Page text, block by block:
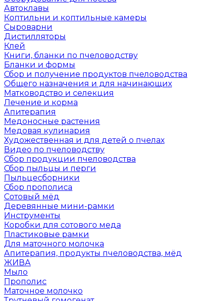
Автоклавы
Коптильни и коптильные камеры
Сыроварни
Дистилляторы
Клей
Книги, бланки по пчеловодству
Бланки и формы
Сбор и получение продуктов пчеловодства
Общего назначения и для начинающих
Матководство и селекция
Лечение и корма
Апитерапия
Медоносные растения
Медовая кулинария
Художественная и для детей о пчелах
Видео по пчеловодству
Сбор продукции пчеловодства
Сбор пыльцы и перги
Пыльцесборники
Сбор прополиса
Сотовый мёд
Деревянные мини-рамки
Инструменты
Коробки для сотового меда
Пластиковые рамки
Для маточного молочка
Апитерапия, продукты пчеловодства, мёд
ЖИВА
Мыло
Прополис
Маточное молочко